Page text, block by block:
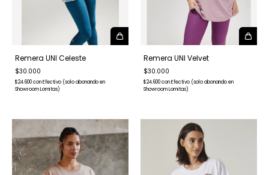
Remera UNI Celeste
$30.000
$24.600conEfectivo (solo abonando en
Showroom Lomitas)
Remera UNI Velvet
$30.000
$24.600conEfectivo (solo abonando en
Showroom Lomitas)